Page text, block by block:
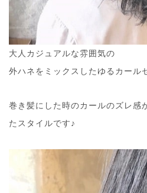
大人カジュアルな雰囲気の
外ハネをミックスしたゆるカール
巻き髪にした時のカールのズレ感
たスタイルです♪